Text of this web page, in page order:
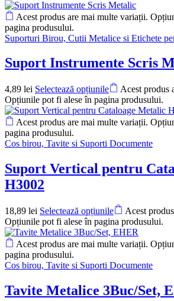
Acest produs are mai multe variații.
pagina produsului.
Suporturi Birou, Cutii Metalice si Etichete
Suport Instrumente Scris
4,89 lei Selectează opțiunile
Acest produs
Opțiunile pot fi alese în pagina produsului.
Acest produs are mai multe variații.
pagina produsului.
Cos birou, Tavite si Suporti Documente
Suport Vertical pentru
H3002
18,89 lei Selectează opțiunile
Acest
Opțiunile pot fi alese în pagina produsului.
Acest produs are mai multe variații.
pagina produsului.
Cos birou, Tavite si Suporti Documente
Tavite Metalice 3Buc/Set,